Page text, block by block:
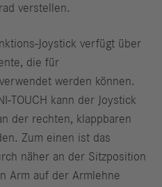
verstellen.
Joystick verfügt über
die für
werden können.
TOUCH kann der Joystick
der rechten, klappbaren
Zum einen ist das
näher an der Sitzposition
Arm auf der Armlehne